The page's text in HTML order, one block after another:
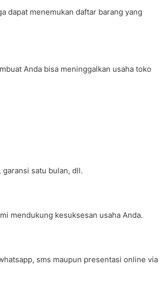
dapat menemukan daftar barang yang
Anda bisa meninggalkan usaha toko
satu bulan, dll.
mendukung kesuksesan usaha Anda.
sms maupun presentasi online via